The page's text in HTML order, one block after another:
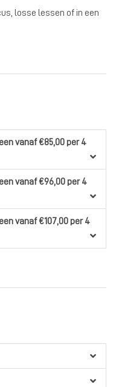
losse lessen of in een
vanaf €85,00per 4
vanaf €96,00per 4
vanaf €107,00per 4